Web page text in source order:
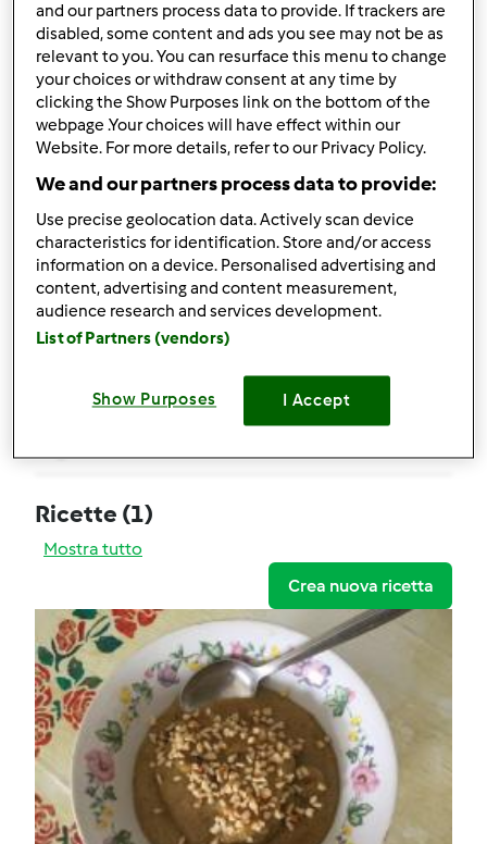
susi
Punti utente attuali: 27
Quale modello di Bimby ® possiedi ?
tm6
Miglior ricetta
Bianco mangiare di riso (vegan)
La ricetta più commentata
Commenti
Ricette (1)
Mostra tutto
Crea nuova ricetta
and our partners process data to provide. If trackers are
disabled, some content and ads you see may not be as
relevant to you. You can resurface this menu to change
your choices or withdraw consent at any time by
clicking the Show Purposes link on the bottom of the
webpage .Your choices will have effect within our
Website. For more details, refer to our Privacy Policy.
We and our partners process data to provide:
Use precise geolocation data. Actively scan device
characteristics for identification. Store and/or access
information on a device. Personalised advertising and
content, advertising and content measurement,
audience research and services development.
List of Partners (vendors)
Show Purposes I Accept